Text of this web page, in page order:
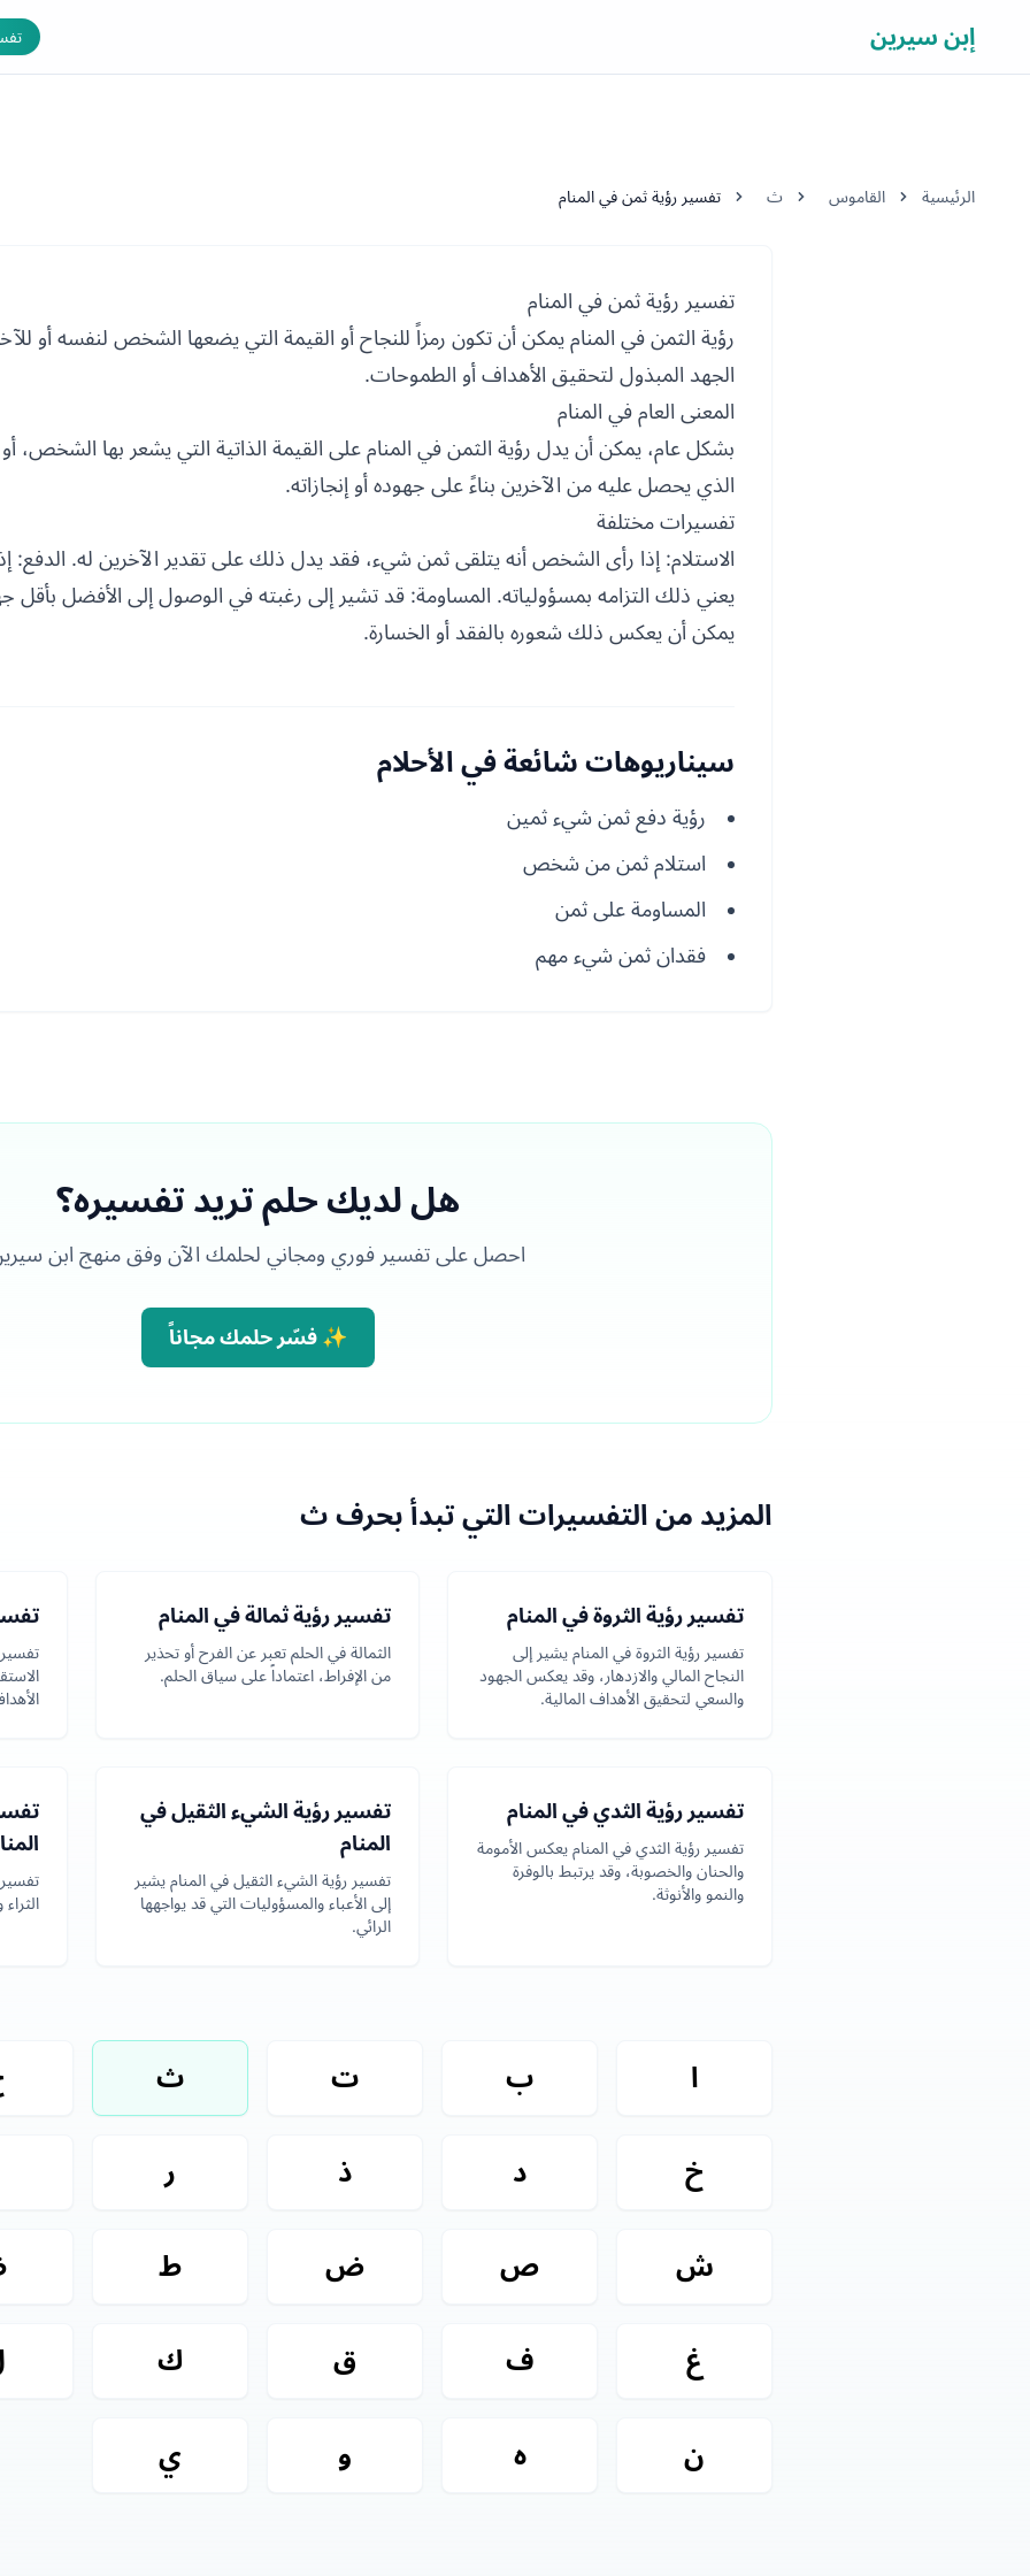
إبن سيرين
الرئيسية القاموس ث تفسير رؤية ثمن في المنام
تفسير رؤية ثمن في المنام
رؤية الثمن في المنام يمكن أن تكون رمزاً للنجاح أو القيمة التي يضعها الشخص لنفسه أو
الجهد المبذول لتحقيق الأهداف أو الطموحات.
المعنى العام في المنام
بشكل عام، يمكن أن يدل رؤية الثمن في المنام على القيمة الذاتية التي يشعر بها الشخص،
الذي يحصل عليه من الآخرين بناءً على جهوده أو إنجازاته.
تفسيرات مختلفة
الاستلام: إذا رأى الشخص أنه يتلقى ثمن شيء، فقد يدل ذلك على تقدير الآخرين له. الدفع:
يعني ذلك التزامه بمسؤولياته. المساومة: قد تشير إلى رغبته في الوصول إلى الأفضل بأقل
يمكن أن يعكس ذلك شعوره بالفقد أو الخسارة.
سيناريوهات شائعة في الأحلام
رؤية دفع ثمن شيء ثمين
استلام ثمن من شخص
المساومة على ثمن
فقدان ثمن شيء مهم
هل لديك حلم تريد تفسيره؟
احصل على تفسير فوري ومجاني لحلمك الآن وفق منهج ابن
✨ فسّر حلمك مجاناً
المزيد من التفسيرات التي تبدأ بحرف ث
تفسير رؤية الثروة في المنام
تفسير رؤية الثروة في المنام يشير إلى
النجاح المالي والازدهار، وقد يعكس الجهود
والسعي لتحقيق الأهداف المالية.
تفسير رؤية ثمالة في المنام
الثمالة في الحلم تعبر عن الفرح أو تحذير
من الإفراط، اعتماداً على سياق الحلم.
تفسير رؤية الثدي في المنام
تفسير رؤية الثدي في المنام يعكس الأمومة
والحنان والخصوبة، وقد يرتبط بالوفرة
والنمو والأنوثة.
تفسير رؤية الشيء الثقيل في
المنام
تفسير رؤية الشيء الثقيل في المنام يشير
إلى الأعباء والمسؤوليات التي قد يواجهها
الرائي.
ا ب ت ث
خ د ذ ر
ش ص ض ط
غ ف ق ك
ن ه و ي